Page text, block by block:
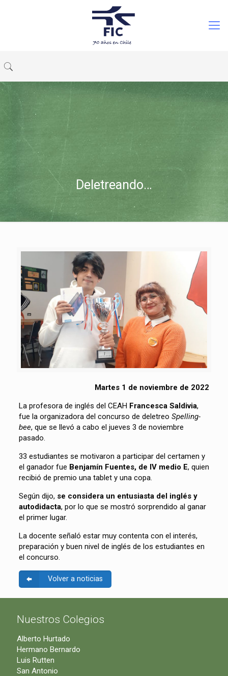
Deletreando…
Martes 1 de noviembre de 2022
La profesora de inglés del CEAH Francesca Saldivia,
fue la organizadora del concurso de deletreo Spelling-
bee, que se llevó a cabo el jueves 3 de noviembre
pasado.
33 estudiantes se motivaron a participar del certamen y
el ganador fue Benjamín Fuentes, de IV medio E, quien
recibió de premio una tablet y una copa.
Según dijo, se considera un entusiasta del inglés y
autodidacta, por lo que se mostró sorprendido al ganar
el primer lugar.
La docente señaló estar muy contenta con el interés,
preparación y buen nivel de inglés de los estudiantes en
el concurso.
Volver a noticias
Nuestros Colegios
Alberto Hurtado
Hermano Bernardo
Luis Rutten
San Antonio